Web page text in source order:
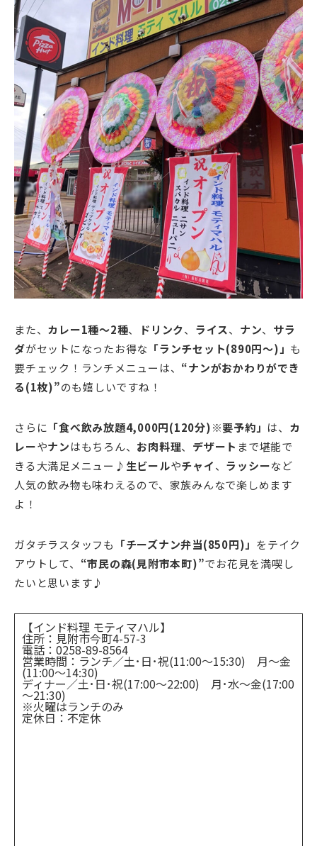
また、 カレー1種～2種、 ドリンク、 ライス、 ナン、 サラ
ダがセットになったお得な 「ランチセット(890円～)」 も
要チェック！ランチメニューは、 “ナンがおかわりができ
る(1枚)”のも嬉しいですね！
さらに 「食べ飲み放題4,000円(120分)※要予約」 は、 カ
レーやナンはもちろん、 お肉料理、 デザート まで堪能で
きる大満足メニュー♪ 生ビールやチャイ、 ラッシーなど
人気の飲み物も味わえるので、家族みんなで楽しめます
よ！
ガタチラスタッフも 「チーズナン弁当(850円)」 をテイク
アウトして、 “市民の森(見附市本町)”でお花見を満喫し
たいと思います♪
【インド料理 モティマハル】
住所： 見附市今町4-57-3
電話：0258-89-8564
営業時間：ランチ／土･日･祝(11:00～15:30) 月～金
(11:00～14:30)
ディナー／土･日･祝(17:00～22:00) 月･水～金(17:00
～21:30)
※火曜はランチのみ
定休日：不定休